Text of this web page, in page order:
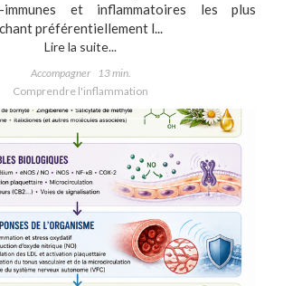
immunes et inflammatoires les plus
préférentiellement l...
Lire la suite...
Accompagner
13 min.
Comprendre l'inflammation